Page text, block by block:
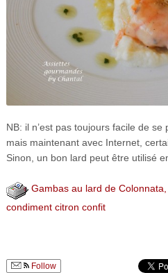
NB: il n’est pas toujours facile de
mais maintenant avec Internet,
Sinon, un bon lard peut être utilisé
Gambas au lard de
condiment citron confit
Follow